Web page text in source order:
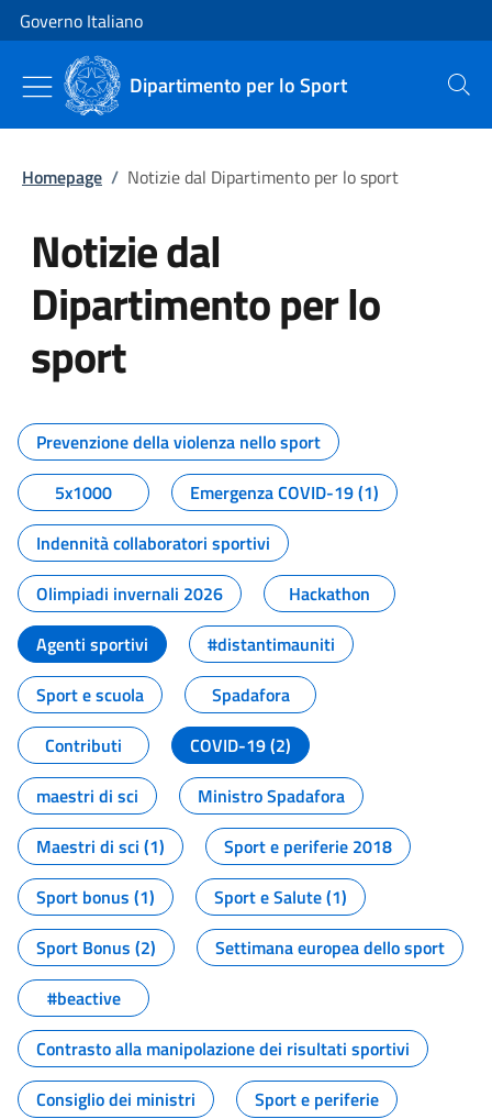
Vai al contenuto
Vai alla navigazione del sito
Governo Italiano
Dipartimento per lo Sport Cerca
Homepage / Notizie dal Dipartimento per lo sport
Notizie dal
Dipartimento per lo
sport
Tutti i contenuti della pagina
Prevenzione della violenza nello sport
5x1000
Emergenza COVID-19 (1)
Indennità collaboratori sportivi
Olimpiadi invernali 2026
Hackathon
Agenti sportivi
#distantimauniti
Sport e scuola
Spadafora
Contributi
COVID-19 (2)
maestri di sci
Ministro Spadafora
Maestri di sci (1)
Sport e periferie 2018
Sport bonus (1)
Sport e Salute (1)
Sport Bonus (2)
Settimana europea dello sport
#beactive
Contrasto alla manipolazione dei risultati sportivi
Consiglio dei ministri
Sport e periferie